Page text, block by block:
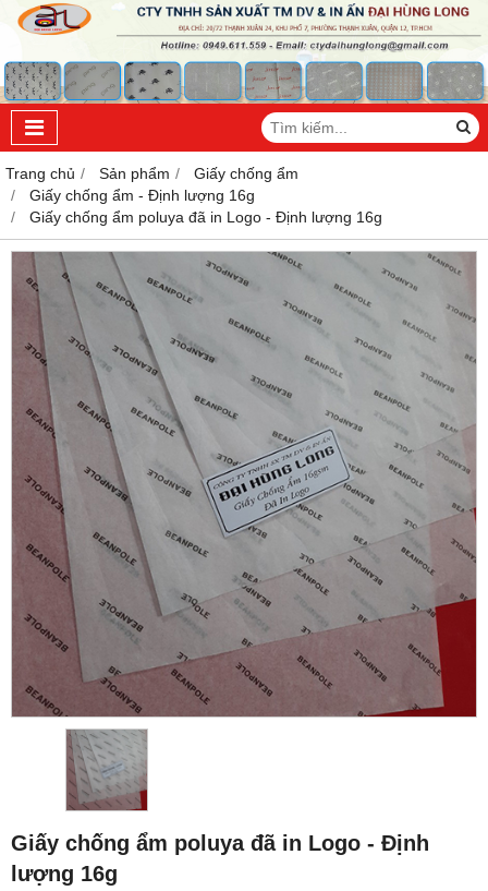
Trang chủ Sản phẩm
Giấy chống ẩm
Giấy chống ẩm - Định lượng 16g
Giấy chống ẩm poluya đã in Logo - Định lượng 16g
Giấy chống ẩm poluya đã in Logo - Định
lượng 16g